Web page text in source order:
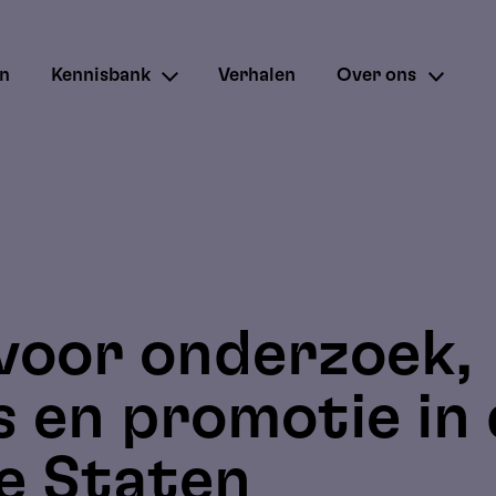
Kennisbank Verhalen Over ons
onderzoek,
en promotie in
Staten